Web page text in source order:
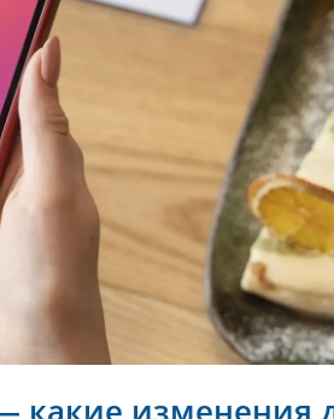
какие изменения